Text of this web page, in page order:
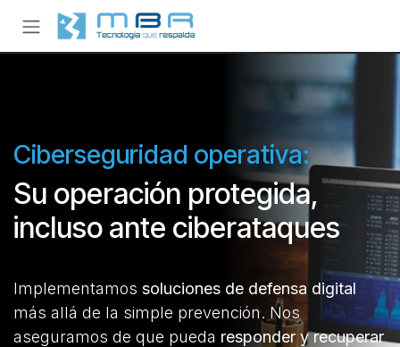
Ir al contenido
Ciberseguridad operativa:
Su operación protegida,
incluso ante ciberataques
Implementamos soluciones de defensa digital
más allá de la simple prevención. Nos
aseguramos de que pueda responder y recuperar